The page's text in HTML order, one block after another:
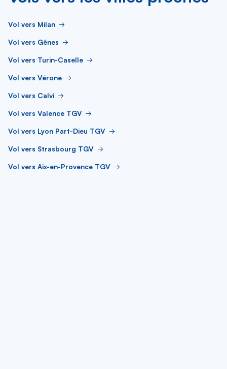
Vol vers Milan
Vol vers Gênes
Vol vers Turin-Caselle
Vol vers Vérone
Vol vers Calvi
Vol vers Valence TGV
Vol vers Lyon Part-Dieu TGV
Vol vers Strasbourg TGV
Vol vers Aix-en-Provence TGV